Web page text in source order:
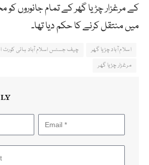
کے مرغزار چڑیا گھر کے تمام جانوروں کو
میں منتقل کرنے کا حکم دیا تھا۔
اسلام آباد چڑیا گھر چیف جسٹس اسلام آباد ہائی کورٹ
مرغزار چڑیا گھر